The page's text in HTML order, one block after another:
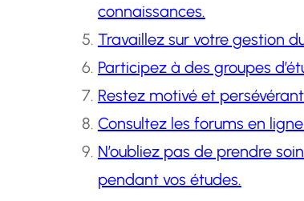
connaissances.
Travaillez sur votre gestion
Participez à des groupes
Restez motivé et
Consultez les forums en
N’oubliez pas de prendre
pendant vos études.